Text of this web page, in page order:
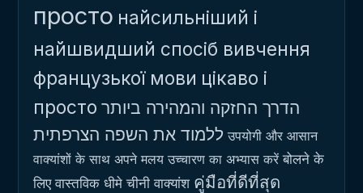
просто найсильніший і
найшвидший спосіб вивчення
французької мови цікаво і
просто הדרך החזקה והמהירה ביותר
ללמוד את השפה הצרפתית उपयोगी और आसान
वाक्यांशों के साथ अपने मलय उच्चारण का अभ्यास करें बोलने के
लिए वास्तविक धीमे चीनी वाक्यांश คู่มือที่ดีที่สุด